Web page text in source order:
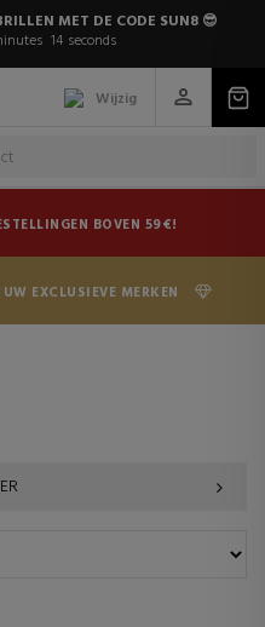
MET DE CODE SUN8 😎
13 seconds
Wijzig
BOVEN 59€!
EXCLUSIEVE MERKEN